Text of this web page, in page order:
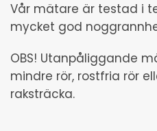
Vår mätare är testad i
mycket god
OBS! Utanpåliggande
mindre rör, rostfria rör
raksträcka.